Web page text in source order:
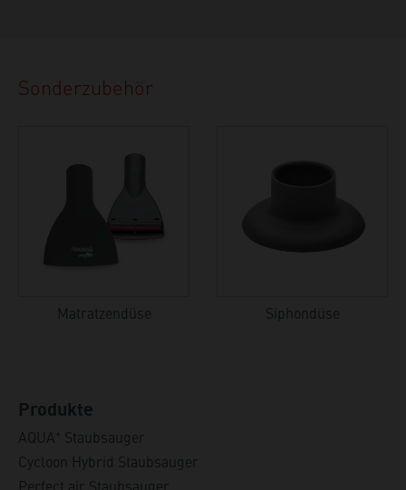
Sonderzubehör
Matratzendüse Siphondüse
Produkte
AQUA + Staubsauger
Cycloon Hybrid Staubsauger
Perfect air Staubsauger